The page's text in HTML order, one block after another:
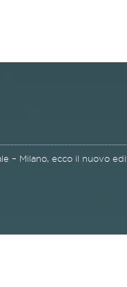
– Milano, ecco il nuovo